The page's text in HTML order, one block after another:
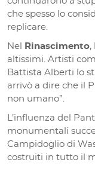
che spesso lo
replicare.
Nel Rinascimento,
altissimi. Artisti
Battista Alberti lo
arrivò a dire che il
non umano”.
L’influenza del
monumentali
Campidoglio di
costruiti in tutto il